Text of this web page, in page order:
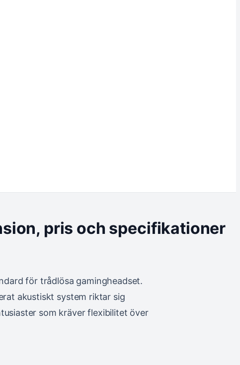
pris och specifikationer
för trådlösa gamingheadset.
akustiskt system riktar sig
som kräver flexibilitet över